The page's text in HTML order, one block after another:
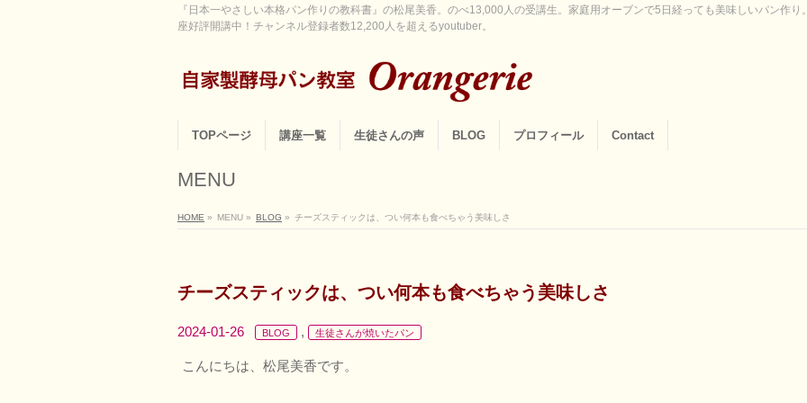
『日本一やさしい本格パン作りの教科書』の松尾美香。のべ13,000人の受講生。家庭用オーブンで5日経っても美味しいパン作
座好評開講中！チャンネル登録者数12,200人を超えるyoutuber。
TOPページ 講座一覧 生徒さんの声 BLOG プロフィール Contact
MENU
HOME » MENU » BLOG » チーズスティックは、つい何本も食べちゃう美味しさ
チーズスティックは、つい何本も食べちゃう美味しさ
2024-01-26 BLOG , 生徒さんが焼いたパン
こんにちは、松尾美香です。